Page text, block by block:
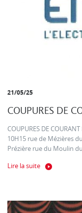
21/05/25
COUPURES DE
COUPURES DE
10H15 rue de Mézières
Prézière rue du Moulin
Lire la suite